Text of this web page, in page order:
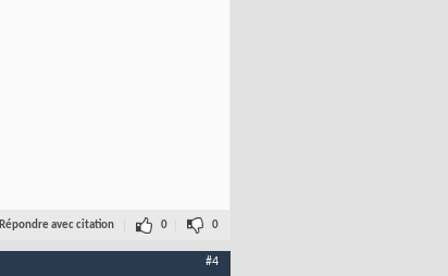
Répondre avec citation 0 0
#4